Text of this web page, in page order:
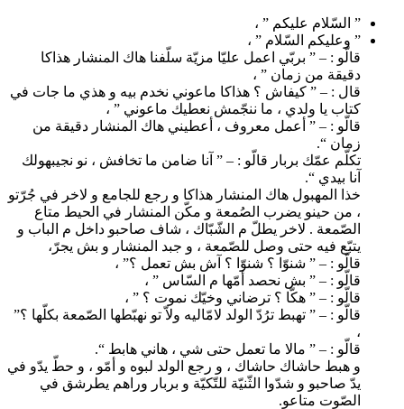
” السّلام عليكم ” ،
” وعليكم السّلام ” ،
قالّو : – ” بربّي اعمل عليّا مزيّة سلّفنا هاك المنشار هذاكا
دقيقة من زمان ” ،
قال : – ” كيفاش ؟ هذاكا ماعوني نخدم بيه و هذي ما جات في
كتاب يا ولدي ، ما ننجّمش نعطيك ماعوني ” ،
قالّو : – ” أعمل معروف ، أعطيني هاك المنشار دقيقة من
زمان “.
تكلّم عمّك بربار قالّو : – ” آنا ضامن ما تخافش ، نو نجيبهولك
آنا بيدي “.
خذا المهبول هاك المنشار هذاكا و رجع للجامع و لاخر في جُرّتو
، من حينو يضرب الصُمعة و مكّن المنشار في الحيط متاع
الصّمعة . لاخر يطلّ م الشّبّاك ، شاف صاحبو داخل م الباب و
يتبّع فيه حتى وصل للصّمعة ، و جبد المنشار و بش يجرّ،
قالّو : – ” شنوّا ؟ شنوّا ؟ آش بش تعمل ؟” ،
قالّو : – ” بش نحصد أمّها م السّاس ” ،
قالّو : – ” هكّا ؟ ترضاني وخيّك نموت ؟ ” ،
قالّو : – ” تهبط ترُدّ الولد لامّاليه ولاّ تو نهبّطها الصّمعة بكلّها ؟”
،
قالّو : – ” مالا ما تعمل حتى شي ، هاني هابط “.
و هبط حاشاك حاشاك ، و رجع الولد لبوه و أمّو ، و حطّ يدّو في
يدّ صاحبو و شدّوا الثّنيّة للتّكيّة و بربار وراهم يطرشق في
الصّوت متاعو.